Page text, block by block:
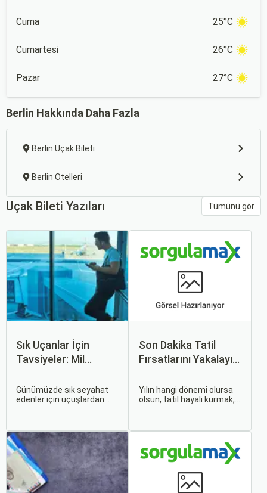
Cuma 25°C
Cumartesi 26°C
Pazar 27°C
Berlin Hakkında Daha Fazla
Berlin Uçak Bileti
Berlin Otelleri
Uçak Bileti Yazıları Tümünü gör
Sık Uçanlar İçin
Tavsiyeler: Mil
Günümüzde sık seyahat
edenler için uçuşlardan
puanları ve çeşitli seyahat
fırsatları giriyor.
Son Dakika Tatil
Fırsatlarını Yakalayın:
İpuçları
Yılın hangi dönemi olursa
olsun, tatil hayali kurmak,
anda bavulları toplayıp yola
çıkmak bazen zorlayıcı